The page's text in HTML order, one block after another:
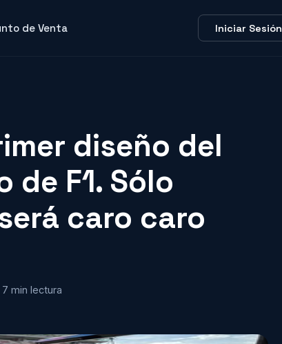
de Venta Iniciar Sesión
diseño del
F1. Sólo
caro caro
7 min lectura